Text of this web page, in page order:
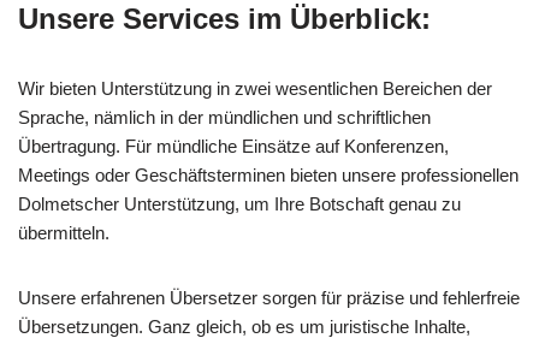
Unsere Services im Überblick:
Wir bieten Unterstützung in zwei wesentlichen Bereichen der
Sprache, nämlich in der mündlichen und schriftlichen
Übertragung. Für mündliche Einsätze auf Konferenzen,
Meetings oder Geschäftsterminen bieten unsere professionellen
Dolmetscher Unterstützung, um Ihre Botschaft genau zu
übermitteln.
Unsere erfahrenen Übersetzer sorgen für präzise und fehlerfreie
Übersetzungen. Ganz gleich, ob es um juristische Inhalte,